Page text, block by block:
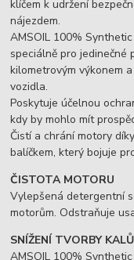
klíčem k udržení
nájezdem.
AMSOIL 100%
speciálně pro jedinečné
kilometrovým výkonem
vozidla.
Poskytuje účelnou
kdy by mohlo mít
Čistí a chrání motory
balíčkem, který bojuje
ČISTOTA MOTORU
Vylepšená detergentní
motorům. Odstraňuje
SNÍŽENÍ TVORBY KALŮ
AMSOIL 100%